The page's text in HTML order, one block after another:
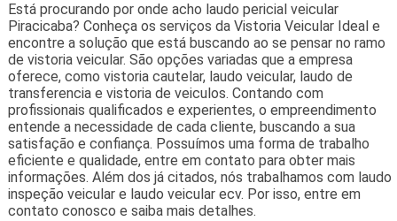
Está procurando por onde acho laudo pericial veicular
Piracicaba? Conheça os serviços da Vistoria Veicular Ideal e
encontre a solução que está buscando ao se pensar no ramo
de vistoria veicular. São opções variadas que a empresa
oferece, como vistoria cautelar, laudo veicular, laudo de
transferencia e vistoria de veiculos. Contando com
profissionais qualificados e experientes, o empreendimento
entende a necessidade de cada cliente, buscando a sua
satisfação e confiança. Possuímos uma forma de trabalho
eficiente e qualidade, entre em contato para obter mais
informações. Além dos já citados, nós trabalhamos com laudo
inspeção veicular e laudo veicular ecv. Por isso, entre em
contato conosco e saiba mais detalhes.